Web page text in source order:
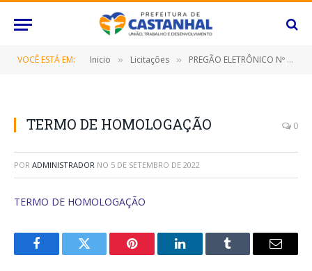
VOCÊ ESTÁ EM: Inicio » Licitações » PREGÃO ELETRÔNICO Nº 062/2022-SRP (CONTRATAÇÃO DE EMPRESA ESPECIALIZADA NO FORNECIMENTO ÁGUA MINERAL EM EMBALAGEM DE 200ML)
TERMO DE HOMOLOGAÇÃO 0
POR ADMINISTRADOR NO 5 DE SETEMBRO DE 2022
TERMO DE HOMOLOGAÇÃO
FacebookTwitter Pinterest O
Tumblr
E-